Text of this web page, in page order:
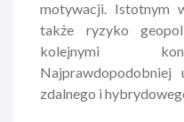
motywacji. Istotnym
także ryzyko
kolejnymi
zdalnego i